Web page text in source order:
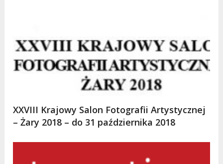
XXVIII Krajowy Salon Fotografii Artystycznej
– Żary 2018 – do 31 października 2018